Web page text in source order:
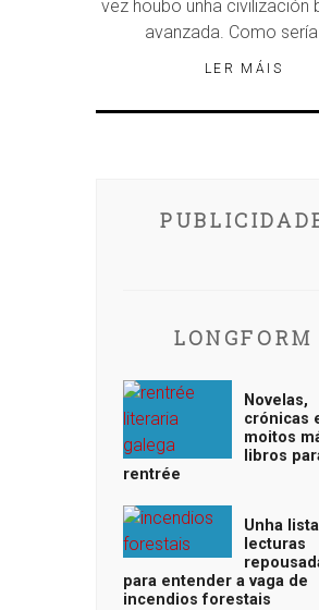
vez houbo unha civilización
avanzada. Como sería
LER MÁIS
LONGFORM
Novelas,
crónicas
moitos
libros
rentrée
Unha
lecturas
para entender a vaga de
incendios forestais